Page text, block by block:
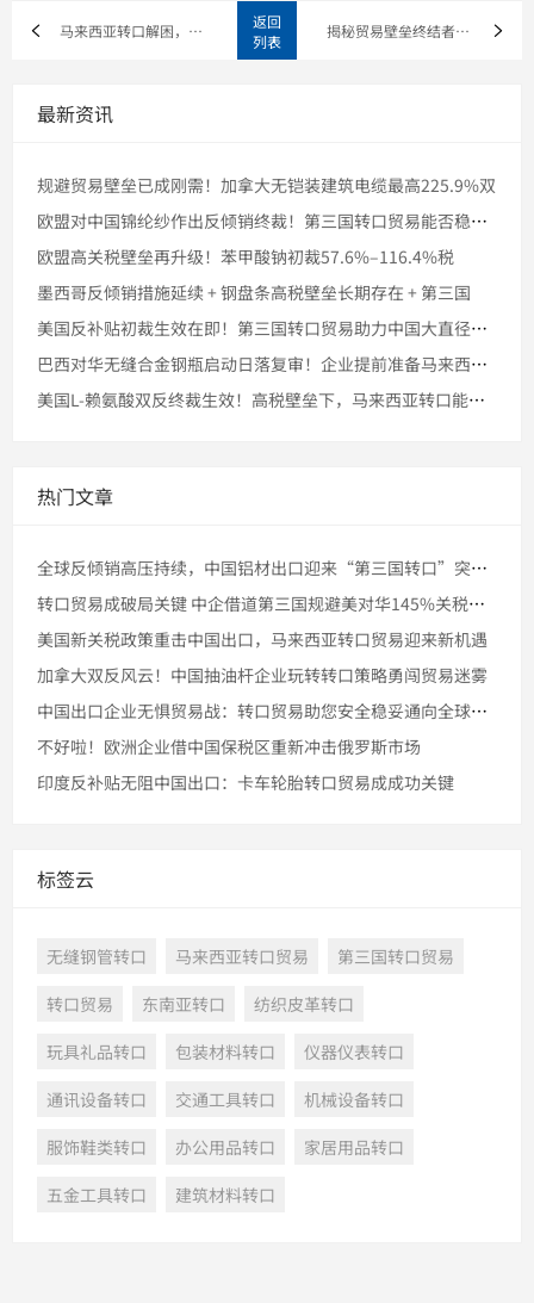
马来西亚转口解困，中国刹车鼓成功绕过美国高额关税！
返回
列表
揭秘贸易壁垒终结者：转口贸易如何助力中国企业绕开15%高税率
最新资讯
规避贸易壁垒已成刚需！加拿大无铠装建筑电缆最高225.9%双
欧盟对中国锦纶纱作出反倾销终裁！第三国转口贸易能否稳住市场份
欧盟高关税壁垒再升级！苯甲酸钠初裁57.6%–116.4%税
墨西哥反倾销措施延续 + 钢盘条高税壁垒长期存在 + 第三国
美国反补贴初裁生效在即！第三国转口贸易助力中国大直径石墨电极
巴西对华无缝合金钢瓶启动日落复审！企业提前准备马来西亚转口的
美国L-赖氨酸双反终裁生效！高税壁垒下，马来西亚转口能否稳住
热门文章
全球反倾销高压持续，中国铝材出口迎来“第三国转口”突破窗口
转口贸易成破局关键 中企借道第三国规避美对华145%关税壁垒
美国新关税政策重击中国出口，马来西亚转口贸易迎来新机遇
加拿大双反风云！中国抽油杆企业玩转转口策略勇闯贸易迷雾
中国出口企业无惧贸易战：转口贸易助您安全稳妥通向全球市场
不好啦！欧洲企业借中国保税区重新冲击俄罗斯市场
印度反补贴无阻中国出口：卡车轮胎转口贸易成成功关键
标签云
无缝钢管转口 马来西亚转口贸易
第三国转口贸易
转口贸易
东南亚转口
纺织皮革转口
玩具礼品转口
包装材料转口
仪器仪表转口
通讯设备转口
交通工具转口
机械设备转口
服饰鞋类转口
办公用品转口
家居用品转口
五金工具转口
建筑材料转口